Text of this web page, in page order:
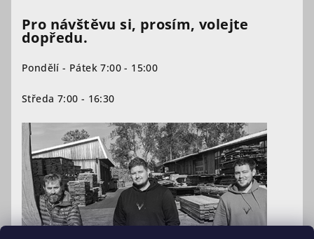
Pro návštěvu si, prosím, volejte
dopředu.
Pondělí - Pátek 7:00 - 15:00
Středa 7:00 - 16:30